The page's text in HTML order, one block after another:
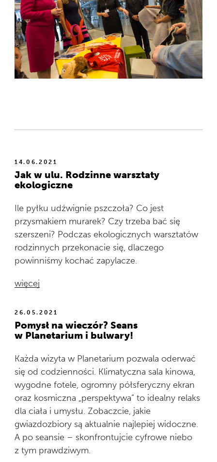
14.06.2021
Jak w ulu. Rodzinne warsztaty
ekologiczne
Ile pyłku udźwignie pszczoła? Co jest
przysmakiem murarek? Czy trzeba bać się
szerszeni? Podczas ekologicznych warsztatów
rodzinnych przekonacie się, dlaczego
powinniśmy kochać zapylacze.
więcej
26.05.2021
Pomysł na wieczór? Seans
w Planetarium i bulwary!
Każda wizyta w Planetarium pozwala oderwać
się od codzienności. Klimatyczna sala kinowa,
wygodne fotele, ogromny półsferyczny ekran
oraz kosmiczna „perspektywa” to idealny relaks
dla ciała i umysłu. Zobaczcie, jakie
gwiazdozbiory są aktualnie najlepiej widoczne.
A po seansie – skonfrontujcie cyfrowe niebo
z tym prawdziwym.